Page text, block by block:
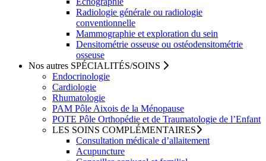
Radiologie générale ou radiologie
conventionnelle
Mammographie et exploration du sein
Densitométrie osseuse ou ostéodensitométrie
osseuse
Nos autres SPÉCIALITÉS/SOINS
Endocrinologie
Cardiologie
Rhumatologie
PAM Pôle Aixois de la Ménopause
POTE Pôle Orthopédie et de Traumatologie de l’Enfant
LES SOINS COMPLÉMENTAIRES
Consultation médicale d’allaitement
Acupuncture